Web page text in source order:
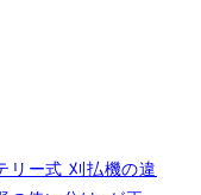
リー式 刈払機の違